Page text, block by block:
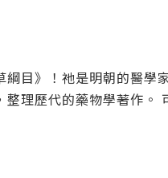
目》！祂是明朝的醫學
理歷代的藥物學著作。